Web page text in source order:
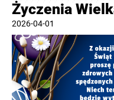
Życzenia
2026-04-01